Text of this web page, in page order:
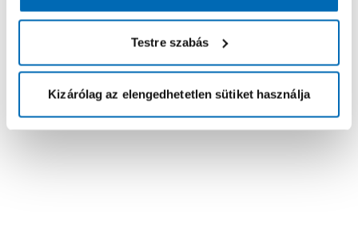
Testre szabás
Kizárólag az elengedhetetlen sütiket használja